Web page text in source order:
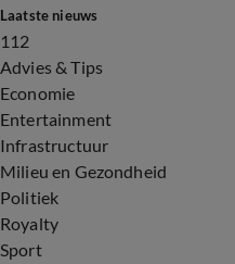
Laatste nieuws
112
Advies & Tips
Economie
Entertainment
Infrastructuur
Milieu en Gezondheid
Politiek
Royalty
Sport